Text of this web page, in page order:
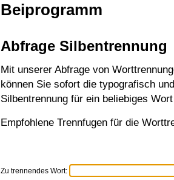
Beiprogramm
Abfrage Silbentrennung
Mit unserer Abfrage von
können Sie sofort die typografisch
Silbentrennung für ein beliebiges
Empfohlene Trennfugen für die
Zu trennendes Wort: